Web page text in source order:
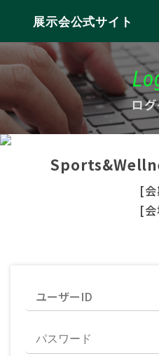
展示会公式サイト
ロ
[
[